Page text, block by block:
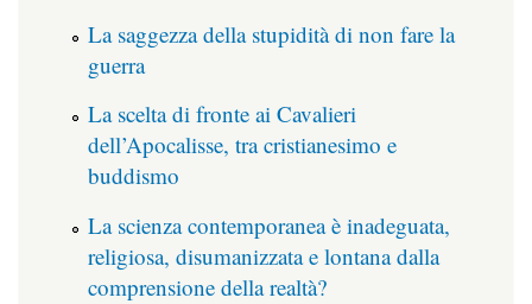
La saggezza della stupidità di non fare la
guerra
La scelta di fronte ai Cavalieri
dell’Apocalisse, tra cristianesimo e
buddismo
La scienza contemporanea è inadeguata,
religiosa, disumanizzata e lontana dalla
comprensione della realtà?